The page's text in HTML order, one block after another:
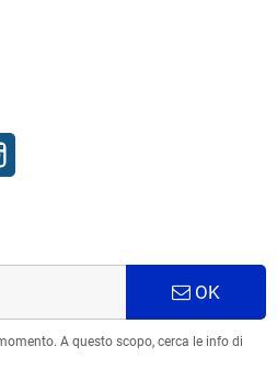
OK
A questo scopo, cerca le info di